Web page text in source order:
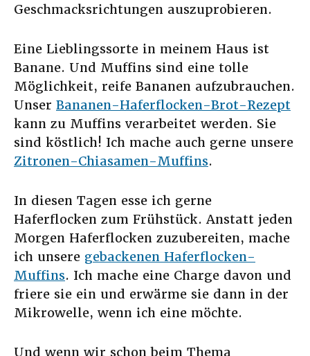
Geschmacksrichtungen auszuprobieren.
Eine Lieblingssorte in meinem Haus ist
Banane. Und Muffins sind eine tolle
Möglichkeit, reife Bananen aufzubrauchen.
Unser Bananen-Haferflocken-Brot-Rezept
kann zu Muffins verarbeitet werden. Sie
sind köstlich! Ich mache auch gerne unsere
Zitronen-Chiasamen-Muffins.
In diesen Tagen esse ich gerne
Haferflocken zum Frühstück. Anstatt jeden
Morgen Haferflocken zuzubereiten, mache
ich unsere gebackenen Haferflocken-
Muffins. Ich mache eine Charge davon und
friere sie ein und erwärme sie dann in der
Mikrowelle, wenn ich eine möchte.
Und wenn wir schon beim Thema